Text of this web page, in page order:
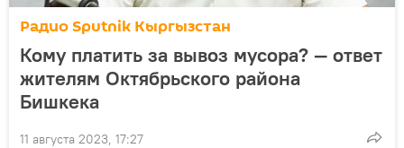
Радио Sputnik Кыргызстан
Кому платить за вывоз мусора? — ответ
жителям Октябрьского района
Бишкека
11 августа 2023, 17:27